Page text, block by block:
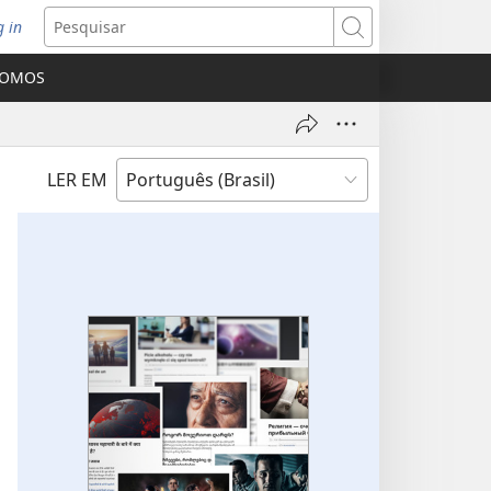
in
Pesquisar
LER EM